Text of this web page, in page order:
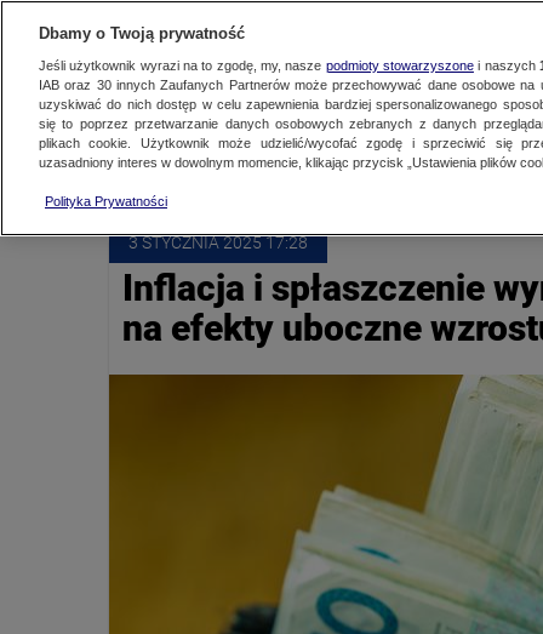
PŁACA MINIMALNA
Inflacja i spłaszczenie
na efekty uboczne
3 STYCZNIA 2025 17:28
Dbamy o Twoją prywatność
Jeśli użytkownik wyrazi na to zgodę, my, nasze podmioty stowarzyszonei naszych
IAB oraz 30innych Zaufanych Partnerów może przechowywać dane osobowe na
uzyskiwać do nich dostęp w celu zapewnienia bardziej spersonalizowanego
się to poprzez przetwarzanie danych osobowych zebranych z danych
plikach cookie. Użytkownik może udzielić/wycofać zgodę i sprzeciwić się
uzasadniony interes w dowolnym momencie, klikając przycisk „Ustawienia plików
Polityka Prywatności